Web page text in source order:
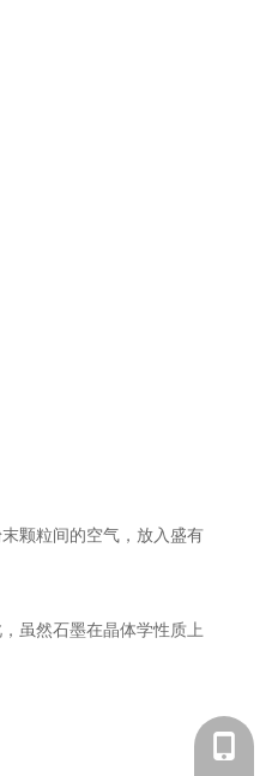
颗粒间的空气，放入盛有
虽然石墨在晶体学性质上
156